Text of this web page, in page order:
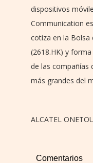
dispositivos
Communication
cotiza en la Bolsa
(2618.HK) y
de las compañías
más grandes del
ALCATEL
Comentarios